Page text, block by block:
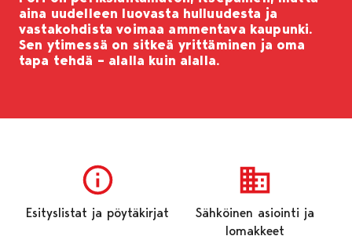
aina uudelleen luovasta hulluudesta ja
vastakohdista voimaa ammentava kaupunki.
Sen ytimessä on sitkeä yrittäminen ja oma
tapa tehdä – alalla kuin alalla.
Esityslistat ja pöytäkirjat
Sähköinen asiointi ja
lomakkeet